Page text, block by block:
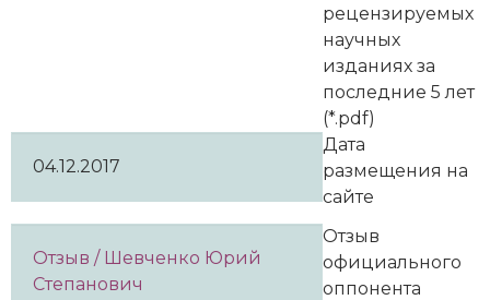
рецензируемых
научных
изданиях за
последние 5 лет
(*.pdf)
04.12.2017
Дата
размещения на
сайте
Отзыв / Шевченко Юрий
Степанович
Отзыв
официального
оппонента